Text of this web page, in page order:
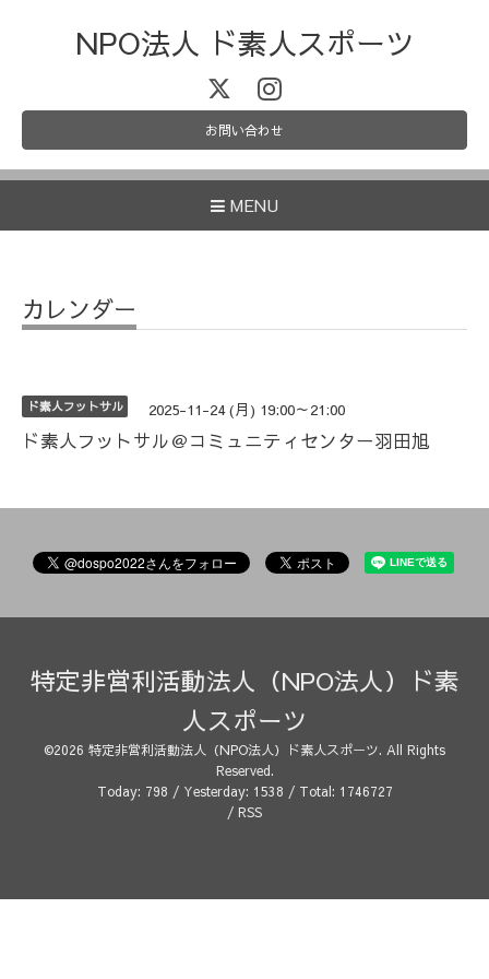
NPO法人 ド素人スポーツ
お問い合わせ
MENU
カレンダー
ド素人フットサル 2025-11-24 (月) 19:00～21:00
ド素人フットサル＠コミュニティセンター羽田旭
特定非営利活動法人（NPO法人）ド素
人スポーツ
©2026 特定非営利活動法人（NPO法人）ド素人スポーツ. All Rights
Reserved.
Today: 798 / Yesterday: 1538 / Total: 1746727
/ RSS